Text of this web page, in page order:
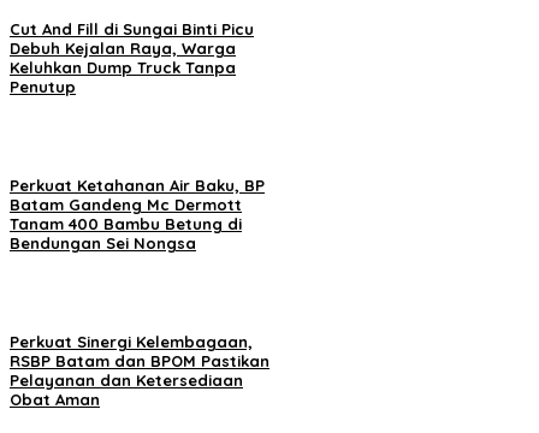
Cut And Fill di Sungai Binti Picu
Debuh Kejalan Raya, Warga
Keluhkan Dump Truck Tanpa
Penutup
Perkuat Ketahanan Air Baku, BP
Batam Gandeng Mc Dermott
Tanam 400 Bambu Betung di
Bendungan Sei Nongsa
Perkuat Sinergi Kelembagaan,
RSBP Batam dan BPOM Pastikan
Pelayanan dan Ketersediaan
Obat Aman